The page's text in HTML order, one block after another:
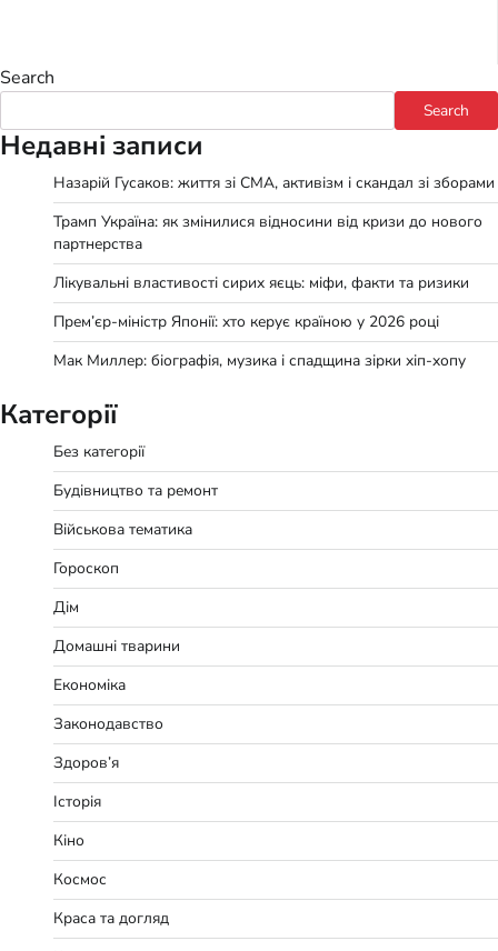
Search
Search
Недавні записи
Назарій Гусаков: життя зі СМА, активізм і скандал зі зборами
Трамп Україна: як змінилися відносини від кризи до нового
партнерства
Лікувальні властивості сирих яєць: міфи, факти та ризики
Прем’єр-міністр Японії: хто керує країною у 2026 році
Мак Миллер: біографія, музика і спадщина зірки хіп-хопу
Категорії
Без категорії
Будівництво та ремонт
Військова тематика
Гороскоп
Дім
Домашні тварини
Економіка
Законодавство
Здоров’я
Історія
Кіно
Космос
Краса та догляд